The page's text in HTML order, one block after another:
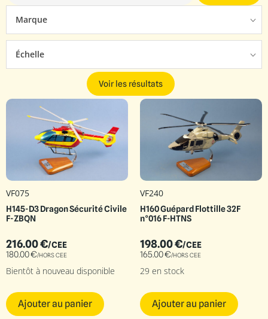
Marque
Échelle
Voir les résultats
VF075
H145-D3 Dragon Sécurité Civile
F-ZBQN
216.00€/CEE
180.00€/HORS CEE
Bientôt à nouveau disponible
Ajouter au panier
VF240
H160 Guépard Flottille 32F
n°016 F-HTNS
198.00€/CEE
165.00€/HORS CEE
29 en stock
Ajouter au panier